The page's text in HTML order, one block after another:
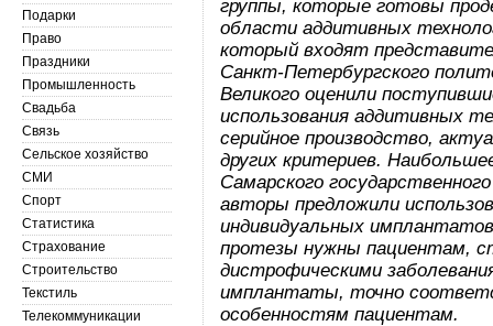
группы, которые готовы
области аддитивных
который входят
Санкт-Петербургского
Великого оценили
использования аддитивных
серийное производство,
других критериев.
Самарского
авторы предложили
индивидуальных
протезы нужны пациентам,
дистрофическими
имплантаты, точно
особенностям пациентам.
Подарки
Право
Праздники
Промышленность
Свадьба
Связь
Сельское хозяйство
СМИ
Спорт
Статистика
Страхование
Строительство
Текстиль
Телекоммуникации